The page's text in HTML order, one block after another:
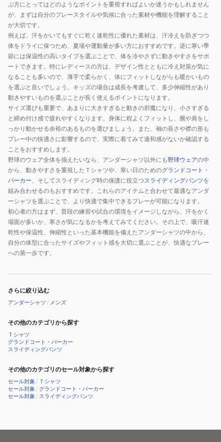
ぶ方にとってはどのようなポイントを重視すればよいか迷うかもしれません
が、まずは自分のプレースタイルや気候に合った素材や機能を理解すること
が大切です。
例えば、汗をかいてもすぐに乾く速乾性に優れた素材は、汗冷えを防ぎつつ
体をドライに保つため、夏場や運動量が多い方におすすめです。逆に寒い季
節には保温性の高いタイプを選ぶことで、体を冷やさずに動きやすさをサポ
ートできます。特にレディースの方は、デザイン性とともに冷え対策が気に
なることも多いので、薄手で柔らかく、体にフィットしながらも暖かいもの
を選ぶと良いでしょう。キッズの場合は成長を考慮して、多少伸縮性があり
動きやすいものを選ぶことが長く使えるポイントになります。
サイズ選びも重要で、あまりに大きすぎると動きの邪魔になり、小さすぎる
と締め付け感で疲れやすくなります。身体に程よくフィットし、腕や肩をし
っかり動かせる余裕のあるものを選びましょう。また、袖の長さや襟の形も
プレー中の快適さに影響するので、実際に着てみて違和感がないか確認する
ことをおすすめします。
野球のウェア全体を揃えたいなら、アンダーシャツ以外にも野球ウェアの中
から、動きやすさを重視したＴシャツや、寒い日のためのグランドコート・
パーカー、そしてスライディング時の保護に役立つスライディングパンツを
組み合わせるのもおすすめです。これらのアイテムと合わせて最適なアンダ
ーシャツを選ぶことで、より快適で集中できるプレーが可能になります。
初心者の方はまず、普段の練習や試合の環境をイメージしながら、汗をかく
場面が多いか、寒さが気になるかを考えてみてください。その上で、吸汗速
乾性や保温性、伸縮性といった基本機能を備えたアンダーシャツの中から、
自分の体型に合ったサイズやフィット感を大切に選ぶことが、快適なプレー
への第一歩です。
さらに絞り込む
アンダーシャツ / メンズ
その他のカテゴリから探す
Ｔシャツ
グランドコート・パーカー
スライディングパンツ
その他のカテゴリのセール対象から探す
セール対象 / Ｔシャツ
セール対象 / グランドコート・パーカー
セール対象 / スライディングパンツ